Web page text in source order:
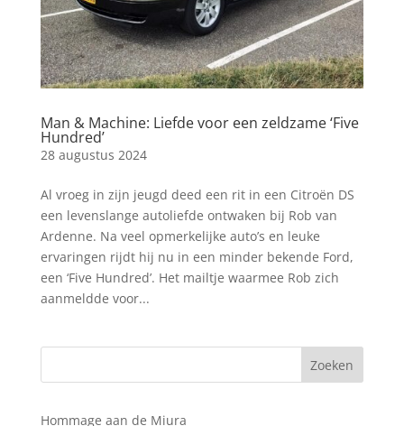
Man & Machine: Liefde voor een zeldzame ‘Five
Hundred’
28 augustus 2024
Al vroeg in zijn jeugd deed een rit in een Citroën DS
een levenslange autoliefde ontwaken bij Rob van
Ardenne. Na veel opmerkelijke auto’s en leuke
ervaringen rijdt hij nu in een minder bekende Ford,
een ‘Five Hundred’. Het mailtje waarmee Rob zich
aanmeldde voor...
Hommage aan de Miura